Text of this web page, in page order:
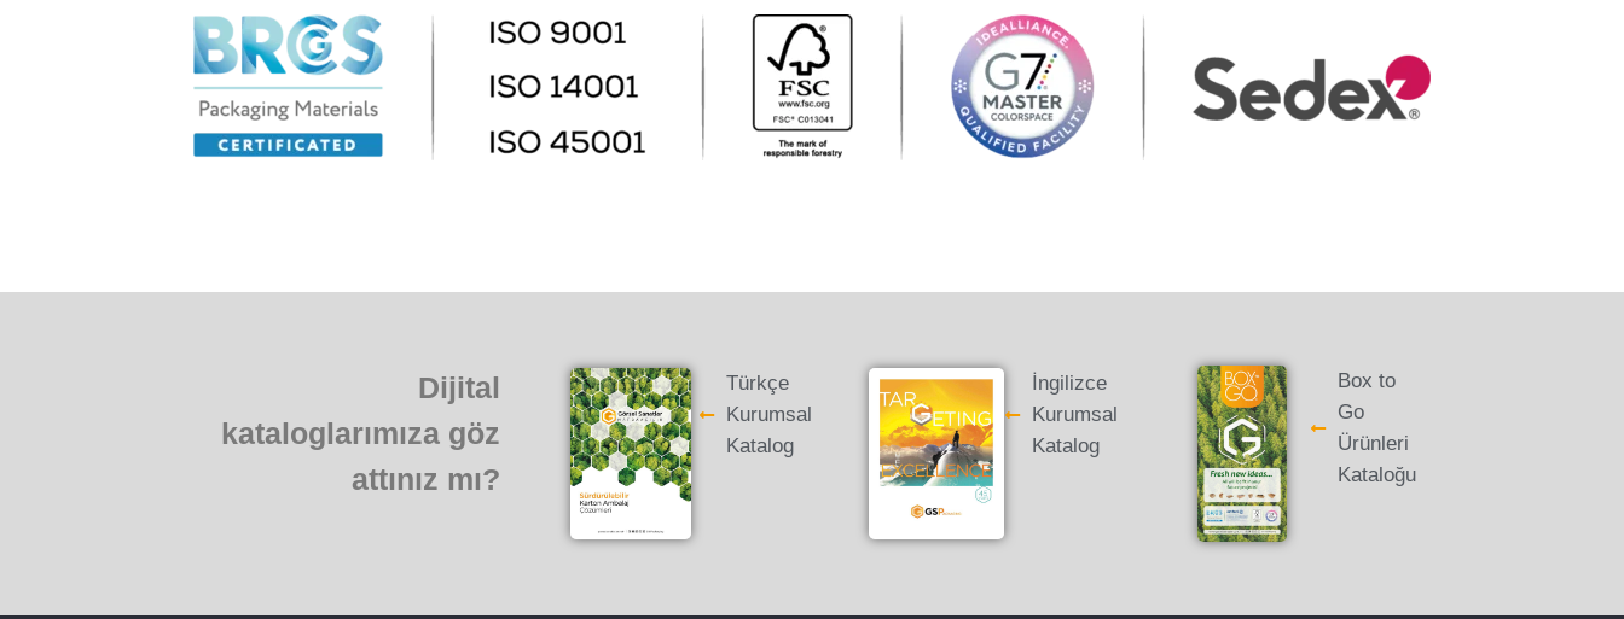
Dijital
kataloglarımıza göz
attınız mı?
Türkçe
Kurumsal
Katalog
İngilizce
Kurumsal
Katalog
Box to
Go
Ürünleri
Kataloğu